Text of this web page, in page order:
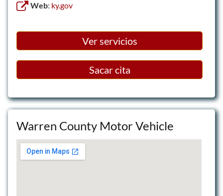
Web: ky.gov
Ver servicios
Sacar cita
Warren County Motor Vehicle